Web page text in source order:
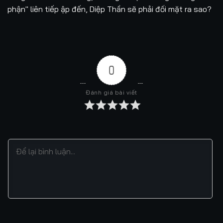
phận" liên tiếp ập đến, Diệp Thần sẽ phải đối mặt ra sao?
0
Đánh giá bài viết